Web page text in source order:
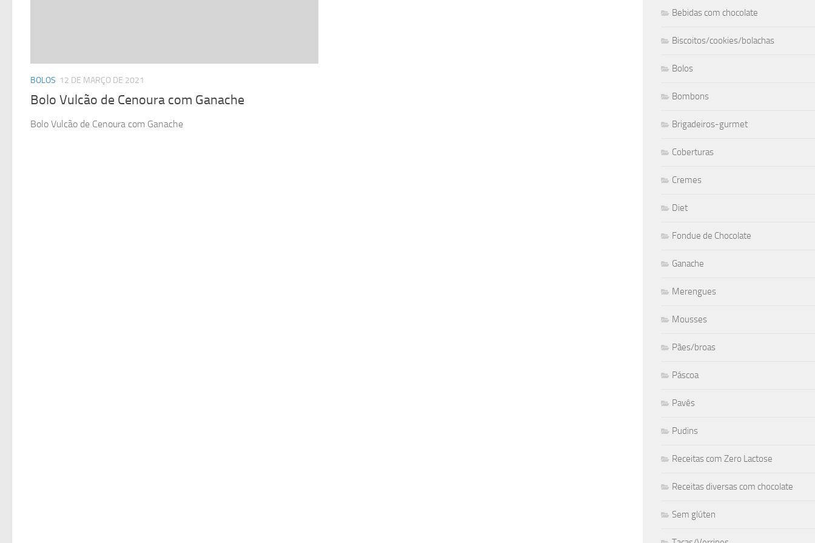
BOLOS 12 DE MARÇO DE 2021
Bolo Vulcão de Cenoura com Ganache
Bolo Vulcão de Cenoura com Ganache
Bebidas com chocolate
Biscoitos/cookies/bolachas
Bolos
Bombons
Brigadeiros-gurmet
Coberturas
Cremes
Diet
Fondue de Chocolate
Ganache
Merengues
Mousses
Pães/broas
Páscoa
Pavês
Pudins
Receitas com Zero Lactose
Receitas diversas com chocolate
Sem glúten